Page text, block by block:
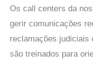
Os call centers da
gerir comunicações
reclamações judiciais
são treinados para